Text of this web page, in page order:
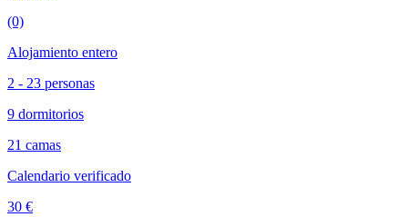
(0)
Alojamiento entero
2 - 23 personas
9 dormitorios
21 camas
Calendario verificado
30 €